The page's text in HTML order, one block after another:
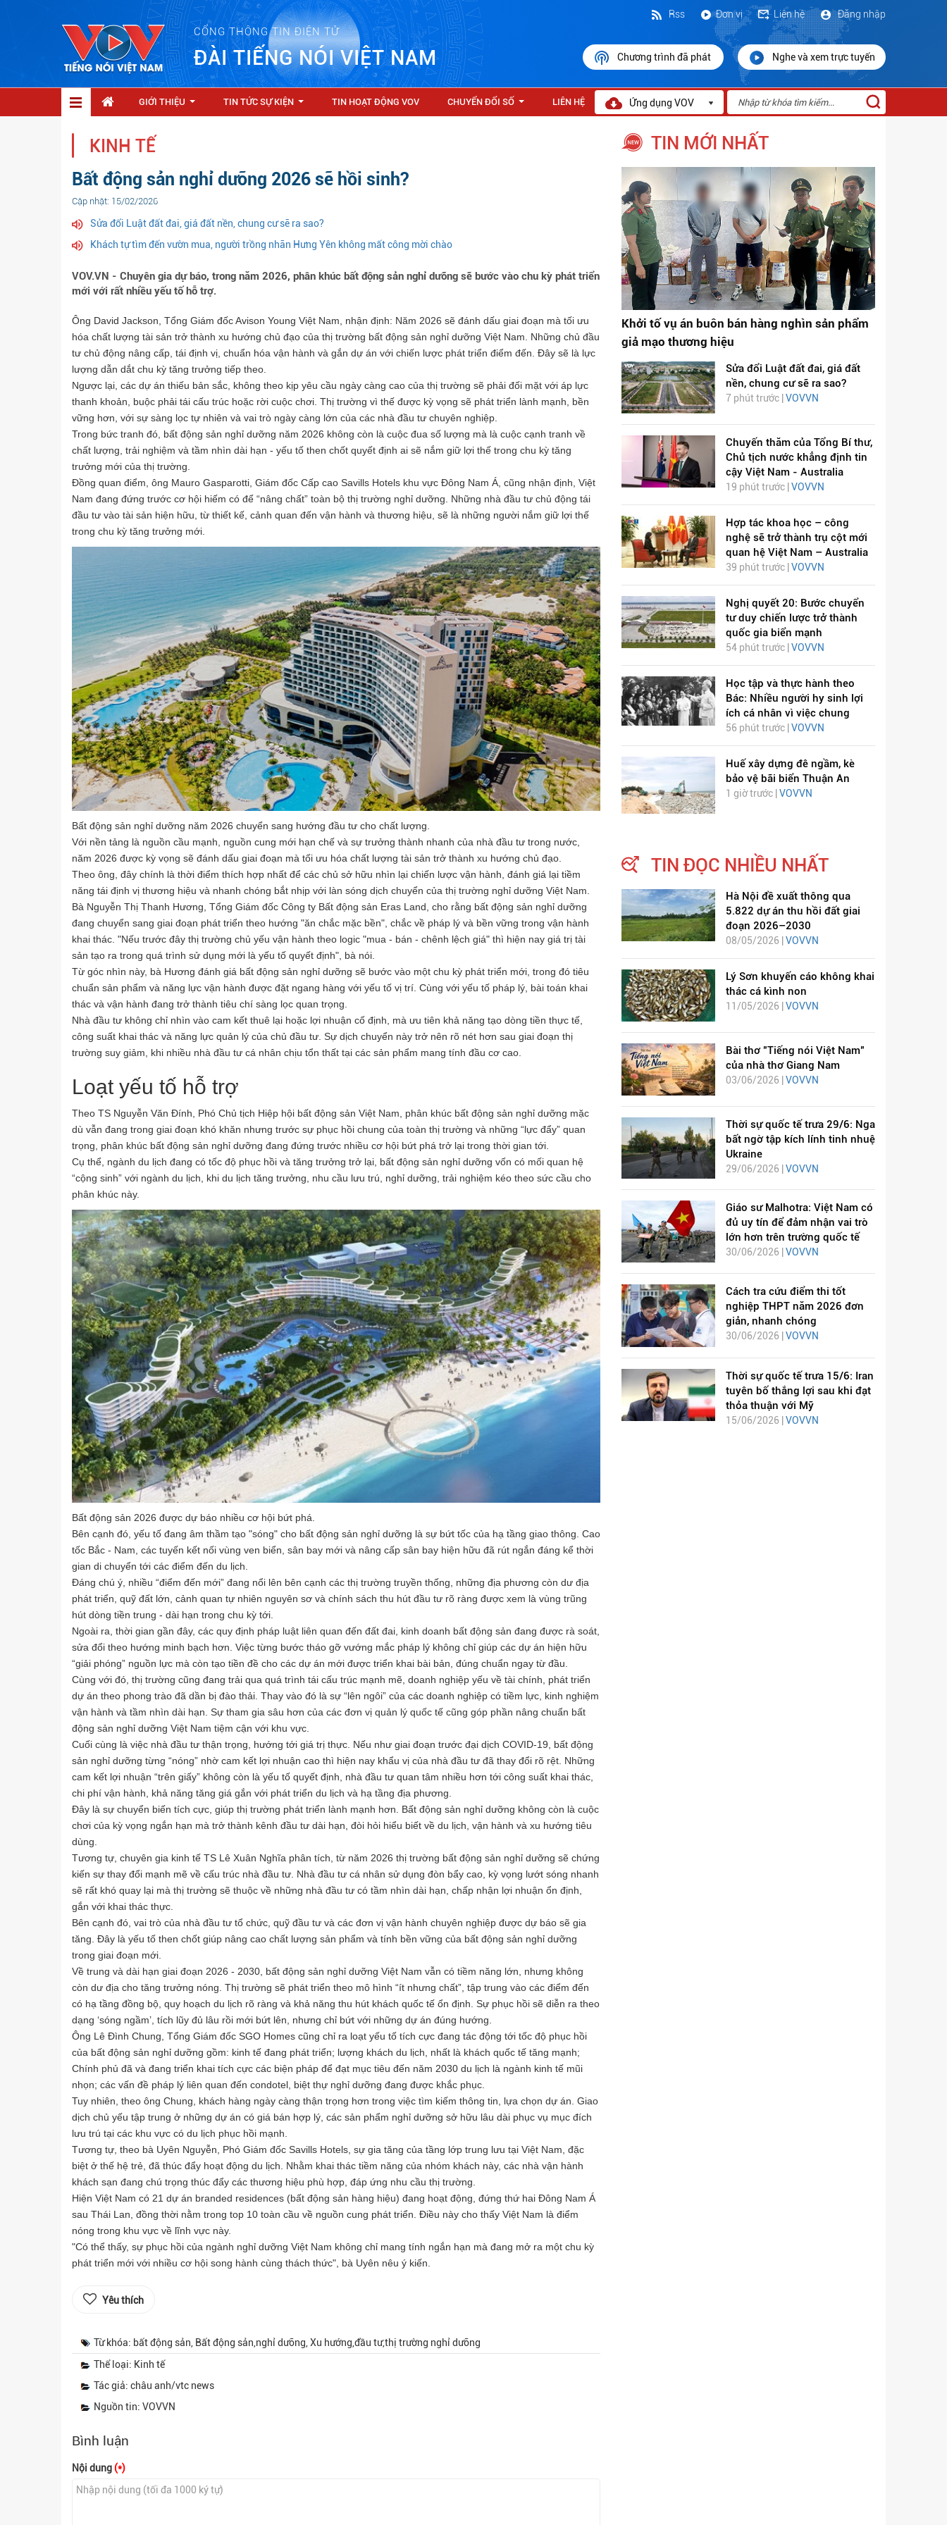
CỔNG THÔNG TIN ĐIỆN TỬ
ĐÀI TIẾNG NÓI VIỆT NAM
Đăng nhập
Liên hệ
Đơn vị
Rss
Chương trình đã phát Nghe và xem trực tuyến
GIỚI THIỆU TIN TỨC SỰ KIỆN TIN HOẠT ĐỘNG VOV CHUYỂN ĐỔI SỐ LIÊN HỆ Ứng dụng VOV
KINH TẾ
Bất động sản nghỉ dưỡng 2026 sẽ hồi sinh?
Cập nhật: 15/02/2026
Sửa đổi Luật đất đai, giá đất nền, chung cư sẽ ra sao?
Khách tự tìm đến vườn mua, người trồng nhãn Hưng Yên không mất công mời chào
VOV.VN - Chuyên gia dự báo, trong năm 2026, phân khúc bất động sản nghỉ dưỡng sẽ bước vào chu kỳ phát triển
mới với rất nhiều yếu tố hỗ trợ.
Ông David Jackson, Tổng Giám đốc Avison Young Việt Nam, nhận định: Năm 2026 sẽ đánh dấu giai đoạn mà tối ưu
hóa chất lượng tài sản trở thành xu hướng chủ đạo của thị trường bất động sản nghỉ dưỡng Việt Nam. Những chủ đầu
tư chủ động nâng cấp, tái định vị, chuẩn hóa vận hành và gắn dự án với chiến lược phát triển điểm đến. Đây sẽ là lực
lượng dẫn dắt chu kỳ tăng trưởng tiếp theo.
Ngược lại, các dự án thiếu bản sắc, không theo kịp yêu cầu ngày càng cao của thị trường sẽ phải đối mặt với áp lực
thanh khoản, buộc phải tái cấu trúc hoặc rời cuộc chơi. Thị trường vì thế được kỳ vọng sẽ phát triển lành mạnh, bền
vững hơn, với sự sàng lọc tự nhiên và vai trò ngày càng lớn của các nhà đầu tư chuyên nghiệp.
Trong bức tranh đó, bất động sản nghỉ dưỡng năm 2026 không còn là cuộc đua số lượng mà là cuộc cạnh tranh về
chất lượng, trải nghiệm và tầm nhìn dài hạn - yếu tố then chốt quyết định ai sẽ nắm giữ lợi thế trong chu kỳ tăng
trưởng mới của thị trường.
Đồng quan điểm, ông Mauro Gasparotti, Giám đốc Cấp cao Savills Hotels khu vực Đông Nam Á, cũng nhận định, Việt
Nam đang đứng trước cơ hội hiếm có để “nâng chất” toàn bộ thị trường nghỉ dưỡng. Những nhà đầu tư chủ động tái
đầu tư vào tài sản hiện hữu, từ thiết kế, cảnh quan đến vận hành và thương hiệu, sẽ là những người nắm giữ lợi thế
trong chu kỳ tăng trưởng mới.
Bất động sản nghỉ dưỡng năm 2026 chuyển sang hướng đầu tư cho chất lượng.
Với nền tảng là nguồn cầu mạnh, nguồn cung mới hạn chế và sự trưởng thành nhanh của nhà đầu tư trong nước,
năm 2026 được kỳ vọng sẽ đánh dấu giai đoạn mà tối ưu hóa chất lượng tài sản trở thành xu hướng chủ đạo.
Theo ông, đây chính là thời điểm thích hợp nhất để các chủ sở hữu nhìn lại chiến lược vận hành, đánh giá lại tiềm
năng tái định vị thương hiệu và nhanh chóng bắt nhịp với làn sóng dịch chuyển của thị trường nghỉ dưỡng Việt Nam.
Bà Nguyễn Thị Thanh Hương, Tổng Giám đốc Công ty Bất động sản Eras Land, cho rằng bất động sản nghỉ dưỡng
đang chuyển sang giai đoạn phát triển theo hướng "ăn chắc mặc bền", chắc về pháp lý và bền vững trong vận hành
khai thác. "Nếu trước đây thị trường chủ yếu vận hành theo logic "mua - bán - chênh lệch giá" thì hiện nay giá trị tài
sản tạo ra trong quá trình sử dụng mới là yếu tố quyết định", bà nói.
Từ góc nhìn này, bà Hương đánh giá bất động sản nghỉ dưỡng sẽ bước vào một chu kỳ phát triển mới, trong đó tiêu
chuẩn sản phẩm và năng lực vận hành được đặt ngang hàng với yếu tố vị trí. Cùng với yếu tố pháp lý, bài toán khai
thác và vận hành đang trở thành tiêu chí sàng lọc quan trọng.
Nhà đầu tư không chỉ nhìn vào cam kết thuê lại hoặc lợi nhuận cố định, mà ưu tiên khả năng tạo dòng tiền thực tế,
công suất khai thác và năng lực quản lý của chủ đầu tư. Sự dịch chuyển này trở nên rõ nét hơn sau giai đoạn thị
trường suy giảm, khi nhiều nhà đầu tư cá nhân chịu tổn thất tại các sản phẩm mang tính đầu cơ cao.
Loạt yếu tố hỗ trợ
Theo TS Nguyễn Văn Đính, Phó Chủ tịch Hiệp hội bất động sản Việt Nam, phân khúc bất động sản nghỉ dưỡng mặc
dù vẫn đang trong giai đoạn khó khăn nhưng trước sự phục hồi chung của toàn thị trường và những “lực đẩy” quan
trọng, phân khúc bất động sản nghỉ dưỡng đang đứng trước nhiều cơ hội bứt phá trở lại trong thời gian tới.
Cụ thể, ngành du lịch đang có tốc độ phục hồi và tăng trưởng trở lại, bất động sản nghỉ dưỡng vốn có mối quan hệ
“cộng sinh” với ngành du lịch, khi du lịch tăng trưởng, nhu cầu lưu trú, nghỉ dưỡng, trải nghiệm kéo theo sức cầu cho
phân khúc này.
Bất động sản 2026 được dự báo nhiều cơ hội bứt phá.
Bên cạnh đó, yếu tố đang âm thầm tạo "sóng" cho bất động sản nghỉ dưỡng là sự bứt tốc của hạ tầng giao thông. Cao
tốc Bắc - Nam, các tuyến kết nối vùng ven biển, sân bay mới và nâng cấp sân bay hiện hữu đã rút ngắn đáng kể thời
gian di chuyển tới các điểm đến du lịch.
Đáng chú ý, nhiều “điểm đến mới” đang nổi lên bên cạnh các thị trường truyền thống, những địa phương còn dư địa
phát triển, quỹ đất lớn, cảnh quan tự nhiên nguyên sơ và chính sách thu hút đầu tư rõ ràng được xem là vùng trũng
hút dòng tiền trung - dài hạn trong chu kỳ tới.
Ngoài ra, thời gian gần đây, các quy định pháp luật liên quan đến đất đai, kinh doanh bất động sản đang được rà soát,
sửa đổi theo hướng minh bạch hơn. Việc từng bước tháo gỡ vướng mắc pháp lý không chỉ giúp các dự án hiện hữu
“giải phóng” nguồn lực mà còn tạo tiền đề cho các dự án mới được triển khai bài bản, đúng chuẩn ngay từ đầu.
Cùng với đó, thị trường cũng đang trải qua quá trình tái cấu trúc mạnh mẽ, doanh nghiệp yếu về tài chính, phát triển
dự án theo phong trào đã dần bị đào thải. Thay vào đó là sự “lên ngôi” của các doanh nghiệp có tiềm lực, kinh nghiệm
vận hành và tầm nhìn dài hạn. Sự tham gia sâu hơn của các đơn vị quản lý quốc tế cũng góp phần nâng chuẩn bất
động sản nghỉ dưỡng Việt Nam tiệm cận với khu vực.
Cuối cùng là việc nhà đầu tư thận trọng, hướng tới giá trị thực. Nếu như giai đoạn trước đại dịch COVID-19, bất động
sản nghỉ dưỡng từng “nóng” nhờ cam kết lợi nhuận cao thì hiện nay khẩu vị của nhà đầu tư đã thay đổi rõ rệt. Những
cam kết lợi nhuận “trên giấy” không còn là yếu tố quyết định, nhà đầu tư quan tâm nhiều hơn tới công suất khai thác,
chi phí vận hành, khả năng tăng giá gắn với phát triển du lịch và hạ tầng địa phương.
Đây là sự chuyển biến tích cực, giúp thị trường phát triển lành mạnh hơn. Bất động sản nghỉ dưỡng không còn là cuộc
chơi của kỳ vọng ngắn hạn mà trở thành kênh đầu tư dài hạn, đòi hỏi hiểu biết về du lịch, vận hành và xu hướng tiêu
dùng.
Tương tự, chuyên gia kinh tế TS Lê Xuân Nghĩa phân tích, từ năm 2026 thị trường bất động sản nghỉ dưỡng sẽ chứng
kiến sự thay đổi mạnh mẽ về cấu trúc nhà đầu tư. Nhà đầu tư cá nhân sử dụng đòn bẩy cao, kỳ vọng lướt sóng nhanh
sẽ rất khó quay lại mà thị trường sẽ thuộc về những nhà đầu tư có tầm nhìn dài hạn, chấp nhận lợi nhuận ổn định,
gắn với khai thác thực.
Bên cạnh đó, vai trò của nhà đầu tư tổ chức, quỹ đầu tư và các đơn vị vận hành chuyên nghiệp được dự báo sẽ gia
tăng. Đây là yếu tố then chốt giúp nâng cao chất lượng sản phẩm và tính bền vững của bất động sản nghỉ dưỡng
trong giai đoạn mới.
Về trung và dài hạn giai đoạn 2026 - 2030, bất động sản nghỉ dưỡng Việt Nam vẫn có tiềm năng lớn, nhưng không
còn dư địa cho tăng trưởng nóng. Thị trường sẽ phát triển theo mô hình “ít nhưng chất”, tập trung vào các điểm đến
có hạ tầng đồng bộ, quy hoạch du lịch rõ ràng và khả năng thu hút khách quốc tế ổn định. Sự phục hồi sẽ diễn ra theo
dạng ‘sóng ngầm’, tích lũy đủ lâu rồi mới bứt lên, nhưng chỉ bứt với những dự án đúng hướng.
Ông Lê Đình Chung, Tổng Giám đốc SGO Homes cũng chỉ ra loạt yếu tố tích cực đang tác động tới tốc độ phục hồi
của bất động sản nghỉ dưỡng gồm: kinh tế đang phát triển; lượng khách du lịch, nhất là khách quốc tế tăng mạnh;
Chính phủ đã và đang triển khai tích cực các biện pháp để đạt mục tiêu đến năm 2030 du lịch là ngành kinh tế mũi
nhọn; các vấn đề pháp lý liên quan đến condotel, biệt thự nghỉ dưỡng đang được khắc phục.
Tuy nhiên, theo ông Chung, khách hàng ngày càng thận trọng hơn trong việc tìm kiếm thông tin, lựa chọn dự án. Giao
dịch chủ yếu tập trung ở những dự án có giá bán hợp lý, các sản phẩm nghỉ dưỡng sở hữu lâu dài phục vụ mục đích
lưu trú tại các khu vực có du lịch phục hồi mạnh.
Tương tự, theo bà Uyên Nguyễn, Phó Giám đốc Savills Hotels, sự gia tăng của tầng lớp trung lưu tại Việt Nam, đặc
biệt ở thế hệ trẻ, đã thúc đẩy hoạt động du lịch. Nhằm khai thác tiềm năng của nhóm khách này, các nhà vận hành
khách sạn đang chú trọng thúc đẩy các thương hiệu phù hợp, đáp ứng nhu cầu thị trường.
Hiện Việt Nam có 21 dự án branded residences (bất động sản hàng hiệu) đang hoạt động, đứng thứ hai Đông Nam Á
sau Thái Lan, đồng thời nằm trong top 10 toàn cầu về nguồn cung phát triển. Điều này cho thấy Việt Nam là điểm
nóng trong khu vực về lĩnh vực này.
"Có thể thấy, sự phục hồi của ngành nghỉ dưỡng Việt Nam không chỉ mang tính ngắn hạn mà đang mở ra một chu kỳ
phát triển mới với nhiều cơ hội song hành cùng thách thức", bà Uyên nêu ý kiến.
Yêu thích
Từ khóa: bất động sản, Bất động sản,nghỉ dưỡng, Xu hướng,đầu tư,thị trường nghỉ dưỡng
Thể loại: Kinh tế
Tác giả: châu anh/vtc news
Nguồn tin: VOVVN
Bình luận
Nội dung (*)
TIN MỚI NHẤT
Khởi tố vụ án buôn bán hàng nghìn sản phẩm
giả mạo thương hiệu
Sửa đổi Luật đất đai, giá đất
nền, chung cư sẽ ra sao?
7 phút trước |VOVVN
Chuyến thăm của Tổng Bí thư,
Chủ tịch nước khẳng định tin
cậy Việt Nam - Australia
19 phút trước | VOVVN
Hợp tác khoa học – công
nghệ sẽ trở thành trụ cột mới
quan hệ Việt Nam – Australia
39 phút trước | VOVVN
Nghị quyết 20: Bước chuyển
tư duy chiến lược trở thành
quốc gia biển mạnh
54 phút trước | VOVVN
Học tập và thực hành theo
Bác: Nhiều người hy sinh lợi
ích cá nhân vì việc chung
56 phút trước | VOVVN
Huế xây dựng đê ngầm, kè
bảo vệ bãi biển Thuận An
1 giờ trước | VOVVN
TIN ĐỌC NHIỀU NHẤT
Hà Nội đề xuất thông qua
5.822 dự án thu hồi đất giai
đoạn 2026–2030
08/05/2026 | VOVVN
Lý Sơn khuyến cáo không khai
thác cá kình non
11/05/2026 | VOVVN
Bài thơ "Tiếng nói Việt Nam"
của nhà thơ Giang Nam
03/06/2026 | VOVVN
Thời sự quốc tế trưa 29/6: Nga
bất ngờ tập kích lính tinh nhuệ
Ukraine
29/06/2026 | VOVVN
Giáo sư Malhotra: Việt Nam có
đủ uy tín để đảm nhận vai trò
lớn hơn trên trường quốc tế
30/06/2026 | VOVVN
Cách tra cứu điểm thi tốt
nghiệp THPT năm 2026 đơn
giản, nhanh chóng
30/06/2026 | VOVVN
Thời sự quốc tế trưa 15/6: Iran
tuyên bố thắng lợi sau khi đạt
thỏa thuận với Mỹ
15/06/2026 |VOVVN